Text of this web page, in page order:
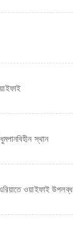
স্থান
ওয়াইফাই উপলব্ধ